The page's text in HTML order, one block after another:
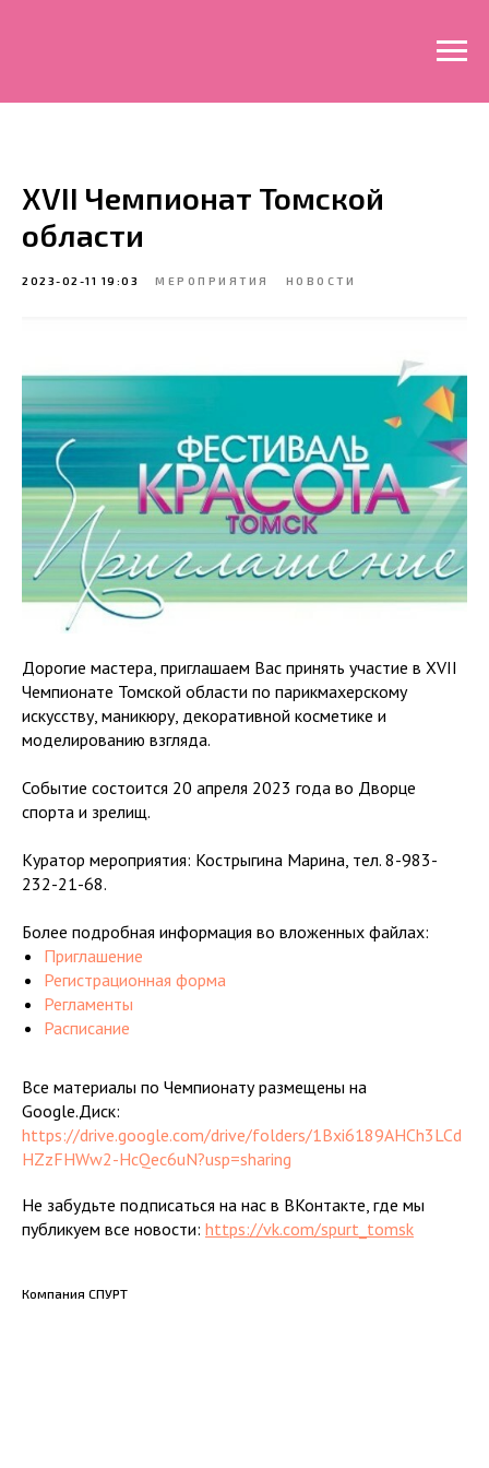
XVII Чемпионат Томской
области
2023-02-11 19:03 МЕРОПРИЯТИЯ НОВОСТИ
Дорогие мастера, приглашаем Вас принять участие в XVII
Чемпионате Томской области по парикмахерскому
искусству, маникюру, декоративной косметике и
моделированию взгляда.
Событие состоится 20 апреля 2023 года во Дворце
спорта и зрелищ.
Куратор мероприятия: Кострыгина Марина, тел. 8-983-
232-21-68.
Более подробная информация во вложенных файлах:
Приглашение
Регистрационная форма
Регламенты
Расписание
Все материалы по Чемпионату размещены на
Google.Диск:
https://drive.google.com/drive/folders/1Bxi6189AHCh3LCd
HZzFHWw2-HcQec6uN?usp=sharing
Не забудьте подписаться на нас в ВКонтакте, где мы
публикуем все новости: https://vk.com/spurt_tomsk
Компания СПУРТ